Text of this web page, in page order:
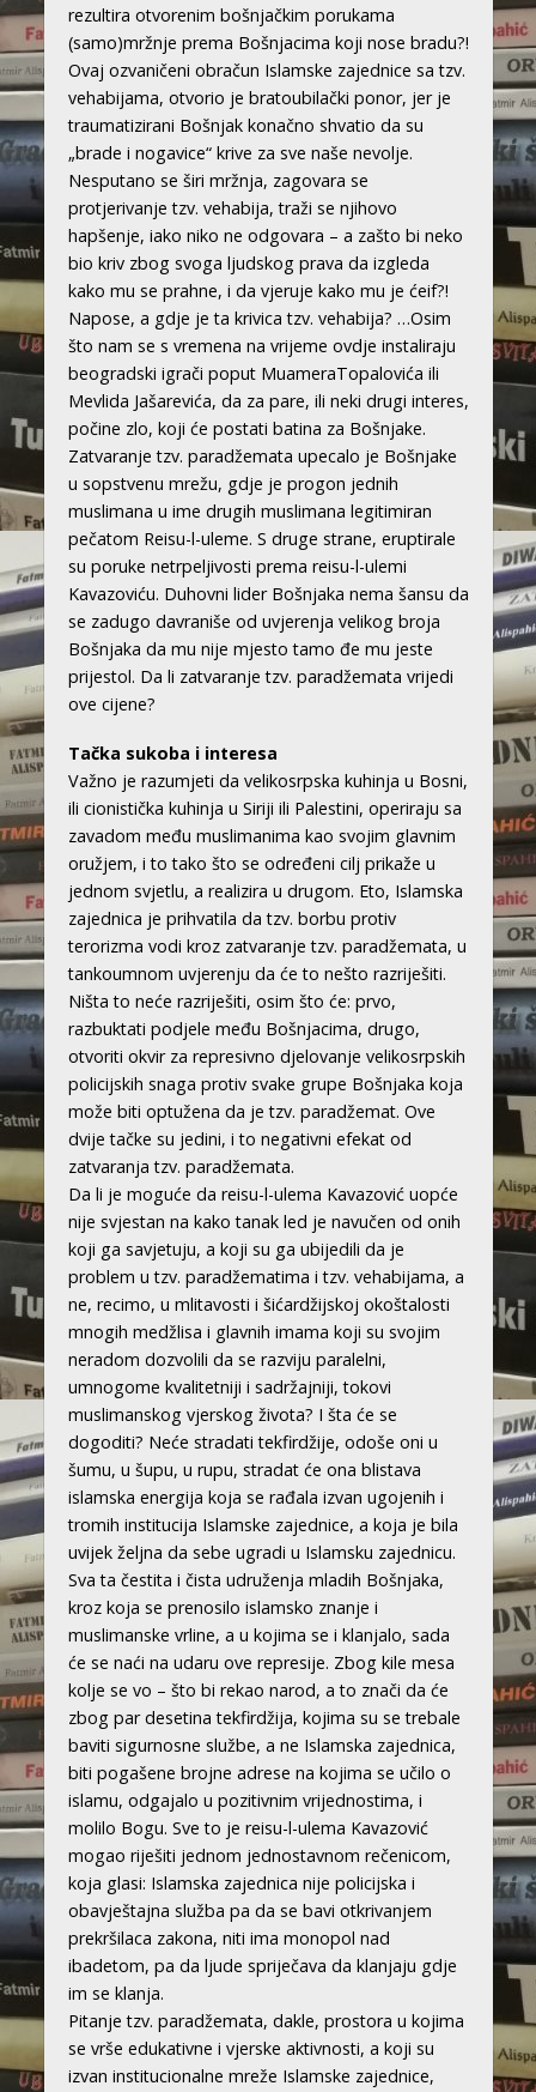
rezultira otvorenim bošnjačkim porukama
(samo)mržnje prema Bošnjacima koji nose bradu?!
Ovaj ozvaničeni obračun Islamske zajednice sa tzv.
vehabijama, otvorio je bratoubilački ponor, jer je
traumatizirani Bošnjak konačno shvatio da su
„brade i nogavice“ krive za sve naše nevolje.
Nesputano se širi mržnja, zagovara se
protjerivanje tzv. vehabija, traži se njihovo
hapšenje, iako niko ne odgovara – a zašto bi neko
bio kriv zbog svoga ljudskog prava da izgleda
kako mu se prahne, i da vjeruje kako mu je ćeif?!
Napose, a gdje je ta krivica tzv. vehabija? …Osim
što nam se s vremena na vrijeme ovdje instaliraju
beogradski igrači poput MuameraTopalovića ili
Mevlida Jašarevića, da za pare, ili neki drugi interes,
počine zlo, koji će postati batina za Bošnjake.
Zatvaranje tzv. paradžemata upecalo je Bošnjake
u sopstvenu mrežu, gdje je progon jednih
muslimana u ime drugih muslimana legitimiran
pečatom Reisu-l-uleme. S druge strane, eruptirale
su poruke netrpeljivosti prema reisu-l-ulemi
Kavazoviću. Duhovni lider Bošnjaka nema šansu da
se zadugo davraniše od uvjerenja velikog broja
Bošnjaka da mu nije mjesto tamo đe mu jeste
prijestol. Da li zatvaranje tzv. paradžemata vrijedi
ove cijene?
Tačka sukoba i interesa
Važno je razumjeti da velikosrpska kuhinja u Bosni,
ili cionistička kuhinja u Siriji ili Palestini, operiraju sa
zavadom među muslimanima kao svojim glavnim
oružjem, i to tako što se određeni cilj prikaže u
jednom svjetlu, a realizira u drugom. Eto, Islamska
zajednica je prihvatila da tzv. borbu protiv
terorizma vodi kroz zatvaranje tzv. paradžemata, u
tankoumnom uvjerenju da će to nešto razriješiti.
Ništa to neće razriješiti, osim što će: prvo,
razbuktati podjele među Bošnjacima, drugo,
otvoriti okvir za represivno djelovanje velikosrpskih
policijskih snaga protiv svake grupe Bošnjaka koja
može biti optužena da je tzv. paradžemat. Ove
dvije tačke su jedini, i to negativni efekat od
zatvaranja tzv. paradžemata.
Da li je moguće da reisu-l-ulema Kavazović uopće
nije svjestan na kako tanak led je navučen od onih
koji ga savjetuju, a koji su ga ubijedili da je
problem u tzv. paradžematima i tzv. vehabijama, a
ne, recimo, u mlitavosti i šićardžijskoj okoštalosti
mnogih medžlisa i glavnih imama koji su svojim
neradom dozvolili da se razviju paralelni,
umnogome kvalitetniji i sadržajniji, tokovi
muslimanskog vjerskog života? I šta će se
dogoditi? Neće stradati tekfirdžije, odoše oni u
šumu, u šupu, u rupu, stradat će ona blistava
islamska energija koja se rađala izvan ugojenih i
tromih institucija Islamske zajednice, a koja je bila
uvijek željna da sebe ugradi u Islamsku zajednicu.
Sva ta čestita i čista udruženja mladih Bošnjaka,
kroz koja se prenosilo islamsko znanje i
muslimanske vrline, a u kojima se i klanjalo, sada
će se naći na udaru ove represije. Zbog kile mesa
kolje se vo – što bi rekao narod, a to znači da će
zbog par desetina tekfirdžija, kojima su se trebale
baviti sigurnosne službe, a ne Islamska zajednica,
biti pogašene brojne adrese na kojima se učilo o
islamu, odgajalo u pozitivnim vrijednostima, i
molilo Bogu. Sve to je reisu-l-ulema Kavazović
mogao riješiti jednom jednostavnom rečenicom,
koja glasi: Islamska zajednica nije policijska i
obavještajna služba pa da se bavi otkrivanjem
prekršilaca zakona, niti ima monopol nad
ibadetom, pa da ljude spriječava da klanjaju gdje
im se klanja.
Pitanje tzv. paradžemata, dakle, prostora u kojima
se vrše edukativne i vjerske aktivnosti, a koji su
izvan institucionalne mreže Islamske zajednice,